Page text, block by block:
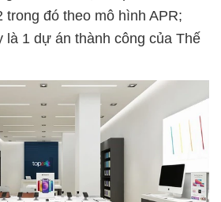
đó theo mô hình APR;
là 1 dự án thành công của Thế